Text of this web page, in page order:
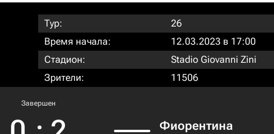
Тур:
26
Время начала:
12.03.2023 в 17:00
Стадион:
Stadio Giovanni Zini
Зрители:
11506
Завершен
Фиорентина